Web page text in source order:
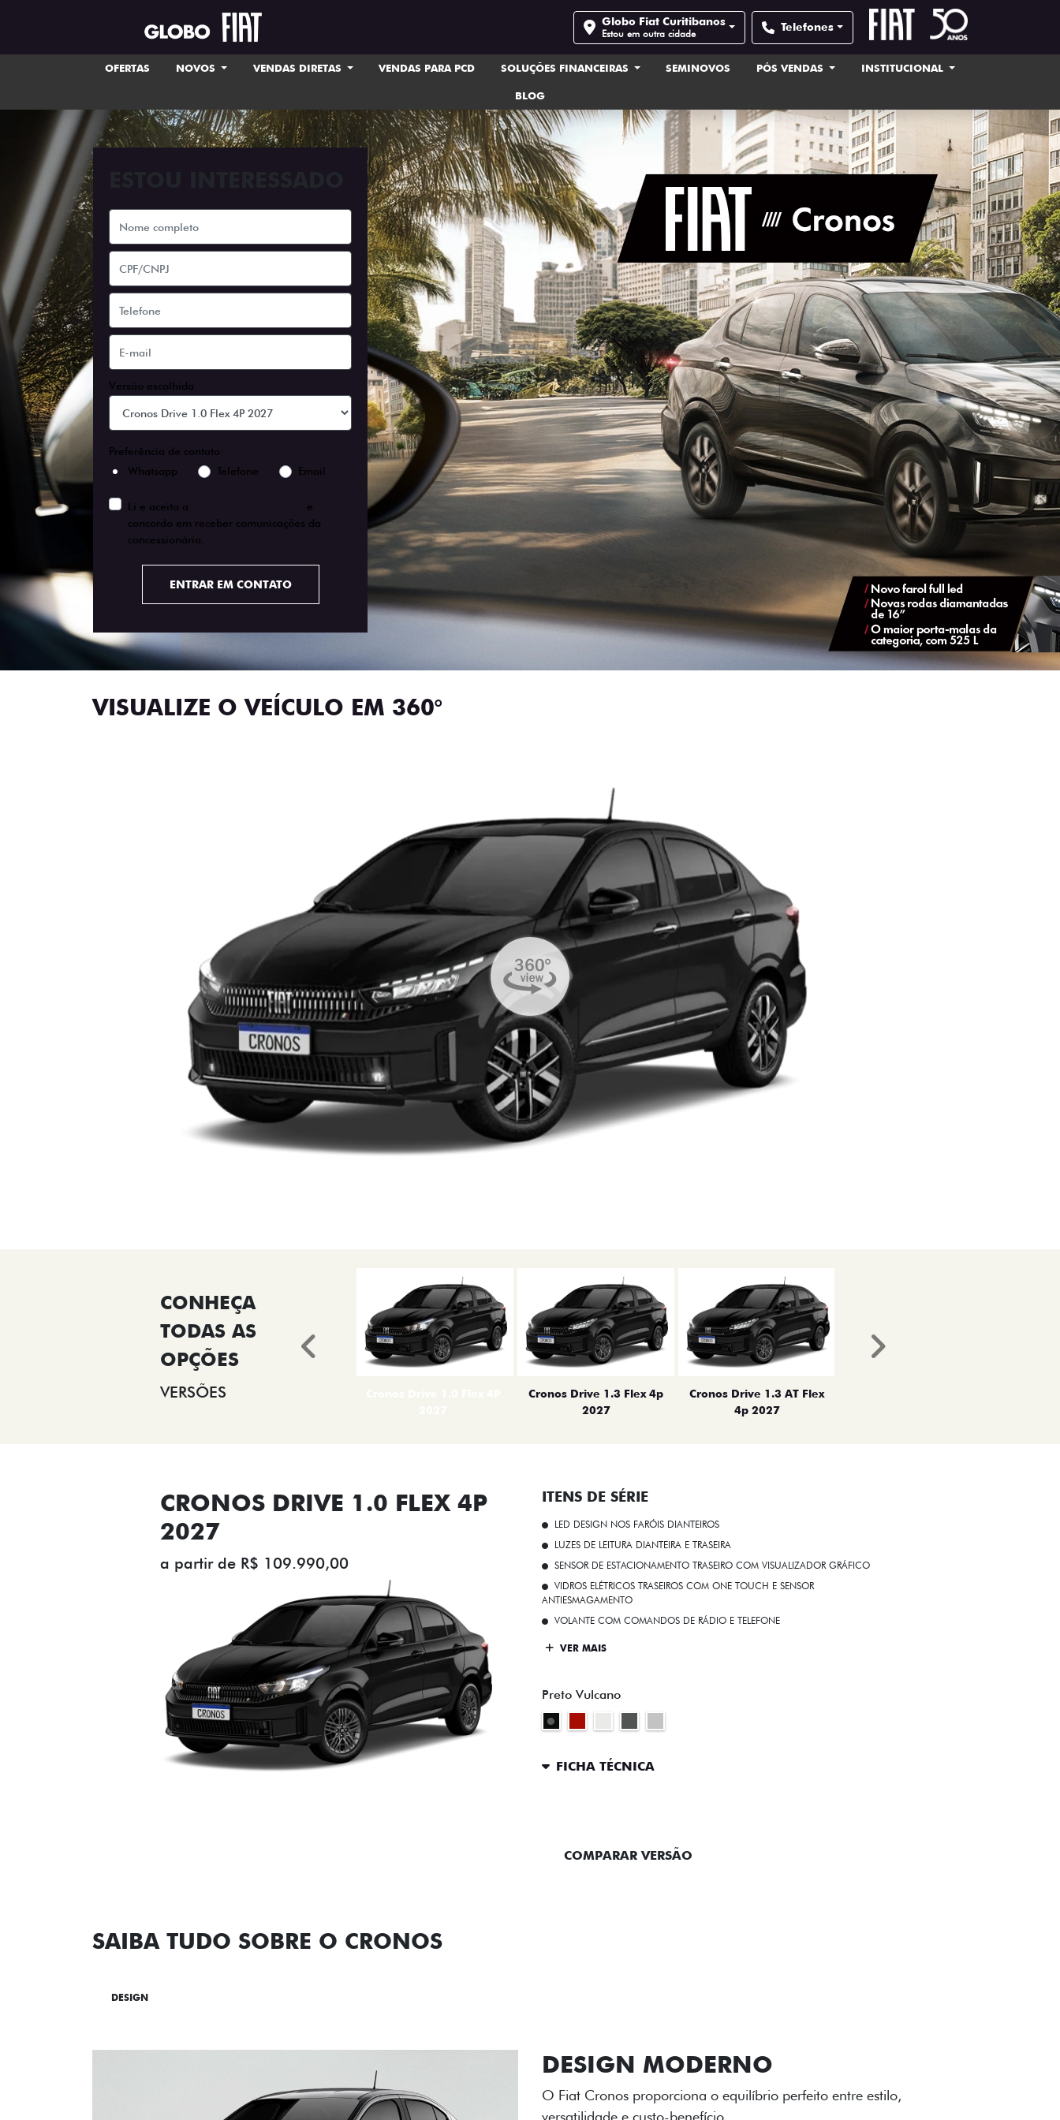
Globo Fiat Curitibanos
Estou em outra cidade Telefones
OFERTAS NOVOS VENDAS DIRETAS VENDAS PARA PCD SOLUÇÕES FINANCEIRAS SEMINOVOS PÓS VENDAS INSTITUCIONAL
BLOG
Versão escolhida
Preferência de contato:
Whatsapp
Telefone Email
Li e aceito a
e
concordo em receber comunicações da
concessionária.
ENTRAR EM CONTATO
VISUALIZE O VEÍCULO EM 360°
VERSÕES
Cronos Drive 1.3 Flex 4p
2027
Cronos Drive 1.3 AT Flex
4p 2027
Anterior Próximo
CRONOS DRIVE 1.0 FLEX 4P
2027
a partir de R$ 109.990,00
ITENS DE SÉRIE
LED DESIGN NOS FARÓIS DIANTEIROS
LUZES DE LEITURA DIANTEIRA E TRASEIRA
SENSOR DE ESTACIONAMENTO TRASEIRO COM VISUALIZADOR GRÁFICO
VIDROS ELÉTRICOS TRASEIROS COM ONE TOUCH E SENSOR
ANTIESMAGAMENTO
VOLANTE COM COMANDOS DE RÁDIO E TELEFONE
VER MAIS
Preto Vulcano
FICHA TÉCNICA
COMPARAR VERSÃO
SAIBA TUDO SOBRE O CRONOS
DESIGN
RODAS DE LIGA-LEVE
As rodas de liga leve com desenho dinâmico e acabamento
diamantado elevam o estilo do Fiat Cronos, trazendo mais